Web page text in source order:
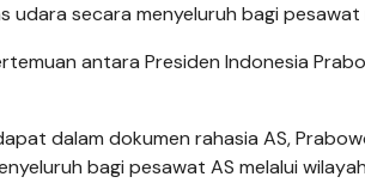
udara secara menyeluruh bagi
antara Presiden Indonesia
dalam dokumen rahasia AS,
bagi pesawat AS melalui